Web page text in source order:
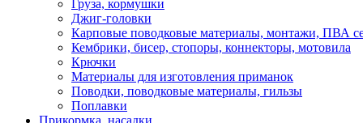
Груза, кормушки
Джиг-головки
Карповые поводковые материалы, монтажи, ПВА
Кембрики, бисер, стопоры, коннекторы, мотовила
Крючки
Материалы для изготовления приманок
Поводки, поводковые материалы, гильзы
Поплавки
Прикормка, насадки